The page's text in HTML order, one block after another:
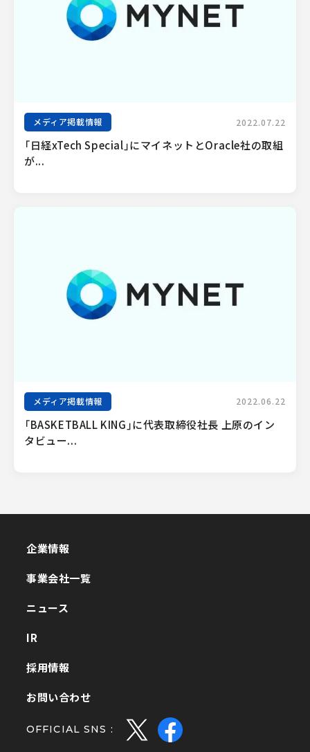
メディア掲載情報 2022.07.22
「日経xTech Special」にマイネットとOracle社の取組
が...
メディア掲載情報 2022.06.22
「BASKETBALL KING」に代表取締役社長 上原のイン
タビュー...
企業情報
事業会社一覧
ニュース
IR
採用情報
お問い合わせ
OFFICIAL SNS :